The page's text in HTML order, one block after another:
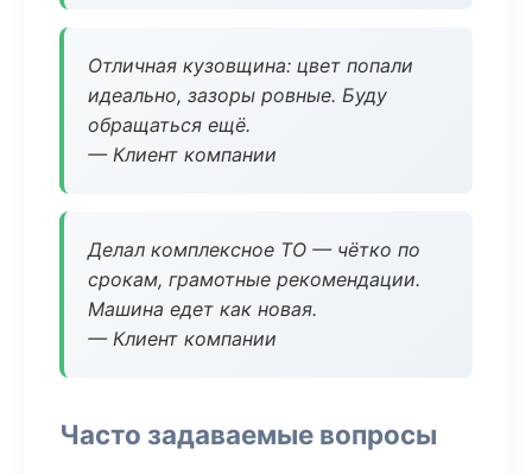
Отличная кузовщина: цвет попали
идеально, зазоры ровные. Буду
обращаться ещё.
— Клиент компании
Делал комплексное ТО — чётко по
срокам, грамотные рекомендации.
Машина едет как новая.
— Клиент компании
Часто задаваемые вопросы